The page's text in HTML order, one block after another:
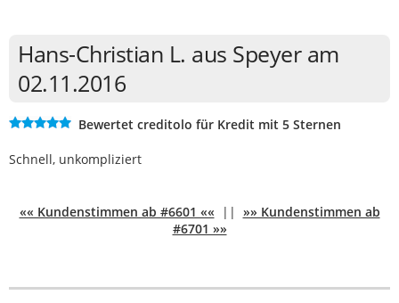
Hans-Christian L. aus Speyer am
02.11.2016
Bewertet creditolo für Kredit mit 5 Sternen
Schnell, unkompliziert
«« Kundenstimmen ab #6601 «« || »» Kundenstimmen ab
#6701 »»